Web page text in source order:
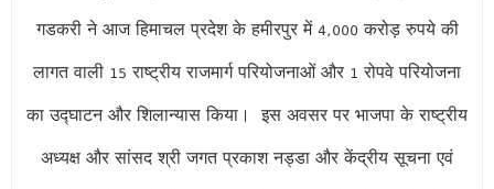
गडकरी ने आज हिमाचल प्रदेश के हमीरपुर में 4,000 करोड़ रुपये की
लागत वाली 15 राष्ट्रीय राजमार्ग परियोजनाओं और 1 रोपवे परियोजना
का उद्घाटन और शिलान्यास किया। इस अवसर पर भाजपा के राष्ट्रीय
अध्यक्ष और सांसद श्री जगत प्रकाश नड्डा और केंद्रीय सूचना एवं